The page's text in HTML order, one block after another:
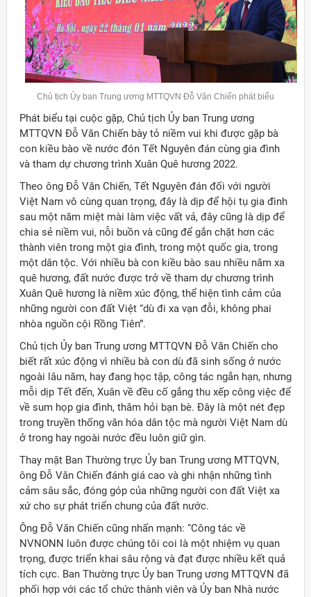
Chủ tịch Ủy ban Trung ương MTTQVN Đỗ Văn Chiến phát biểu
Phát biểu tại cuộc gặp, Chủ tịch Ủy ban Trung ương
MTTQVN Đỗ Văn Chiến bày tỏ niềm vui khi được gặp bà
con kiều bào về nước đón Tết Nguyên đán cùng gia đình
và tham dự chương trình Xuân Quê hương 2022.
Theo ông Đỗ Văn Chiến, Tết Nguyên đán đối với người
Việt Nam vô cùng quan trọng, đây là dịp để hội tụ gia đình
sau một năm miệt mài làm việc vất vả, đây cũng là dịp để
chia sẻ niềm vui, nỗi buồn và cũng để gắn chặt hơn các
thành viên trong một gia đình, trong một quốc gia, trong
một dân tộc. Với nhiều bà con kiều bào sau nhiều năm xa
quê hương, đất nước được trở về tham dự chương trình
Xuân Quê hương là niềm xúc động, thể hiện tình cảm của
những người con đất Việt “dù đi xa vạn đỗi, không phai
nhòa nguồn cội Rồng Tiên”.
Chủ tịch Ủy ban Trung ương MTTQVN Đỗ Văn Chiến cho
biết rất xúc động vì nhiều bà con dù đã sinh sống ở nước
ngoài lâu năm, hay đang học tập, công tác ngắn hạn, nhưng
mỗi dịp Tết đến, Xuân về đều cố gắng thu xếp công việc để
về sum họp gia đình, thăm hỏi bạn bè. Đây là một nét đẹp
trong truyền thống văn hóa dân tộc mà người Việt Nam dù
ở trong hay ngoài nước đều luôn giữ gìn.
Thay mặt Ban Thường trực Ủy ban Trung ương MTTQVN,
ông Đỗ Văn Chiến đánh giá cao và ghi nhận những tình
cảm sâu sắc, đóng góp của những người con đất Việt xa
xứ cho sự phát triển chung của đất nước.
Ông Đỗ Văn Chiến cũng nhấn mạnh: “Công tác về
NVNONN luôn được chúng tôi coi là một nhiệm vụ quan
trọng, được triển khai sâu rộng và đạt được nhiều kết quả
tích cực. Ban Thường trực Ủy ban Trung ương MTTQVN đã
phối hợp với các tổ chức thành viên và Ủy ban Nhà nước